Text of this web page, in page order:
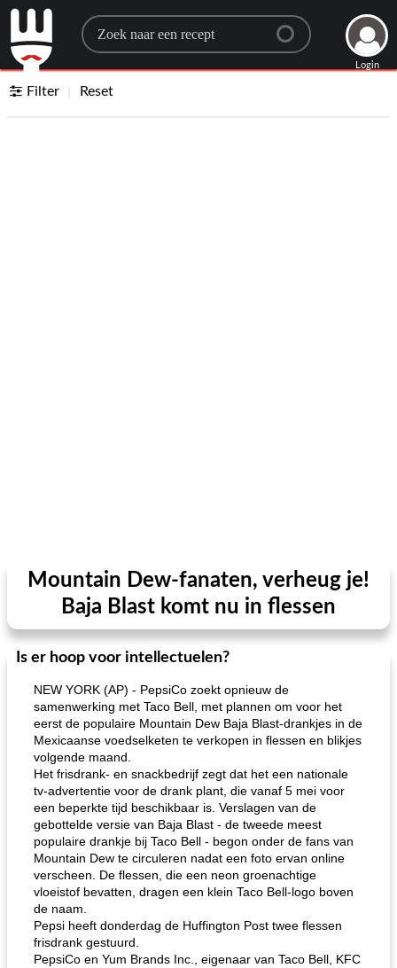
Search for a recipe
Login
Filter Reset
Mountain Dew-fanaten, verheug je!
Baja Blast komt nu in flessen
Is er hoop voor intellectuelen?
NEW YORK (AP) - PepsiCo zoekt opnieuw de
samenwerking met Taco Bell, met plannen om voor het
eerst de populaire Mountain Dew Baja Blast-drankjes in de
Mexicaanse voedselketen te verkopen in flessen en blikjes
volgende maand.
Het frisdrank- en snackbedrijf zegt dat het een nationale
tv-advertentie voor de drank plant, die vanaf 5 mei voor
een beperkte tijd beschikbaar is. Verslagen van de
gebottelde versie van Baja Blast - de tweede meest
populaire drankje bij Taco Bell - begon onder de fans van
Mountain Dew te circuleren nadat een foto ervan online
verscheen. De flessen, die een neon groenachtige
vloeistof bevatten, dragen een klein Taco Bell-logo boven
de naam.
Pepsi heeft donderdag de Huffington Post twee flessen
frisdrank gestuurd.
PepsiCo en Yum Brands Inc., eigenaar van Taco Bell, KFC